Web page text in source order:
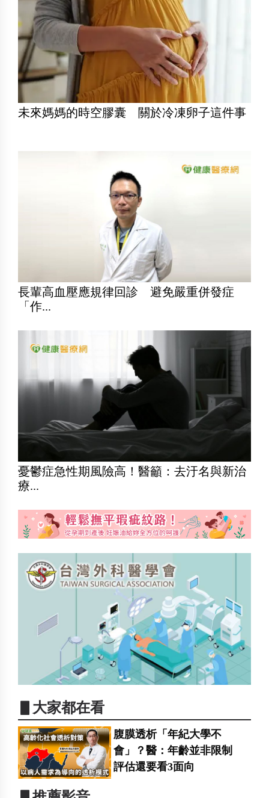
未來媽媽的時空膠囊 關於冷凍卵子這件事
長輩高血壓應規律回診 避免嚴重併發症
「作...
憂鬱症急性期風險高！醫籲：去汙名與新治
療...
▋大家都在看
腹膜透析「年紀大學不
會」？醫：年齡並非限制
評估還要看3面向